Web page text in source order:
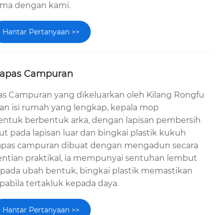
dengan kami.
Hantar Pertanyaan >>
Campuran
Campuran yang dikeluarkan oleh Kilang Rongfu
isi rumah yang lengkap, kepala mop
berbentuk arka, dengan lapisan pembersih
pada lapisan luar dan bingkai plastik kukuh
campuran dibuat dengan mengadun secara
praktikal, ia mempunyai sentuhan lembut
ubah bentuk, bingkai plastik memastikan
tertakluk kepada daya.
Hantar Pertanyaan >>